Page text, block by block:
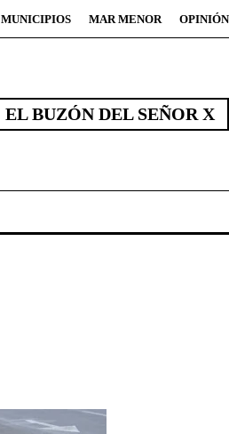
MUNICIPIOS MAR MENOR OPINIÓN
EL BUZÓN DEL SEÑOR X